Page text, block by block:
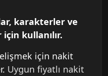
karakterler ve
kullanılır.
için nakit
Uygun fiyatlı nakit